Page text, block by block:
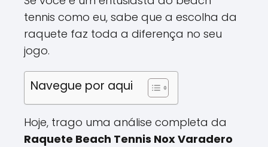
tennis como eu, sabe que a escolha da
raquete faz toda a diferença no seu
jogo.
Navegue por aqui
Hoje, trago uma análise completa da
Raquete Beach Tennis Nox Varadero